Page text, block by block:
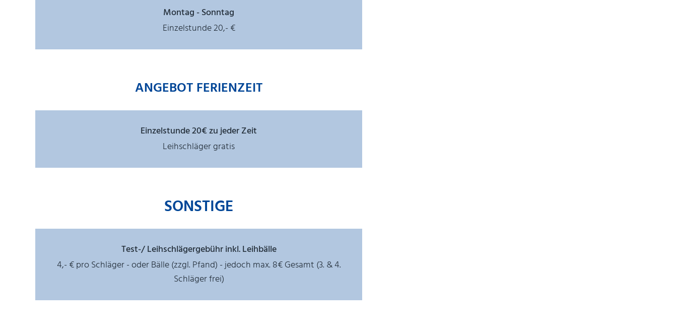
Montag - Sonntag
Einzelstunde 20,- €
ANGEBOT FERIENZEIT
Einzelstunde 20€ zu jeder Zeit
Leihschläger gratis
SONSTIGE
Test-/ Leihschlägergebühr inkl. Leihbälle
4,- € pro Schläger - oder Bälle (zzgl. Pfand) - jedoch max. 8€ Gesamt (3. & 4.
Schläger frei)